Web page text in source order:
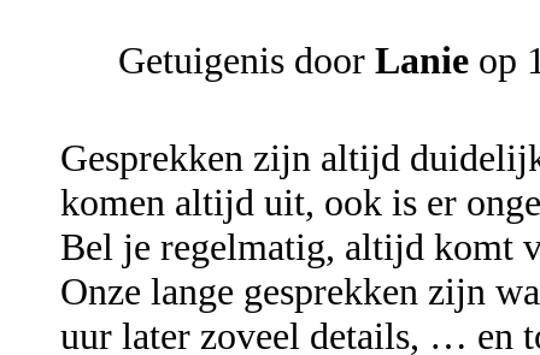
Getuigenis door Lanie op
Gesprekken zijn altijd
komen altijd uit, ook is er
Bel je regelmatig, altijd komt
Onze lange gesprekken zijn
uur later zoveel details, … en